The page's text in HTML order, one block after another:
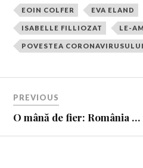
EOIN COLFER EVA ELAND
ISABELLE FILLIOZAT LE-
POVESTEA CORONAVIRUSULUI
PREVIOUS
O mână de fier: România …